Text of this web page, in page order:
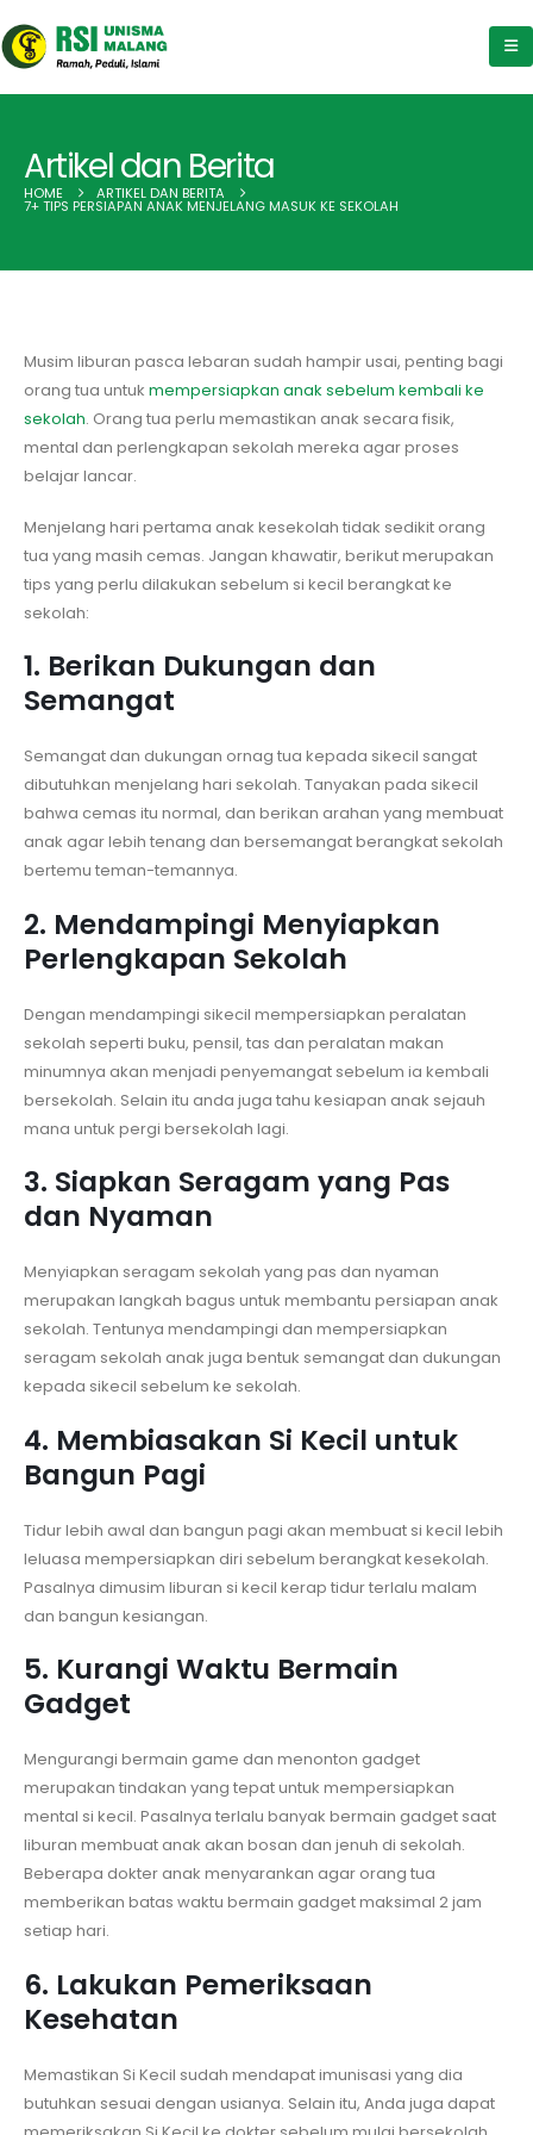
Artikel dan Berita
HOME ARTIKEL DAN BERITA
7+ TIPS PERSIAPAN ANAK MENJELANG MASUK KE SEKOLAH
Musim liburan pasca lebaran sudah hampir usai, penting bagi
orang tua untuk mempersiapkan anak sebelum kembali ke
sekolah. Orang tua perlu memastikan anak secara fisik,
mental dan perlengkapan sekolah mereka agar proses
belajar lancar.
Menjelang hari pertama anak kesekolah tidak sedikit orang
tua yang masih cemas. Jangan khawatir, berikut merupakan
tips yang perlu dilakukan sebelum si kecil berangkat ke
sekolah:
1. Berikan Dukungan dan
Semangat
Semangat dan dukungan ornag tua kepada sikecil sangat
dibutuhkan menjelang hari sekolah. Tanyakan pada sikecil
bahwa cemas itu normal, dan berikan arahan yang membuat
anak agar lebih tenang dan bersemangat berangkat sekolah
bertemu teman-temannya.
2. Mendampingi Menyiapkan
Perlengkapan Sekolah
Dengan mendampingi sikecil mempersiapkan peralatan
sekolah seperti buku, pensil, tas dan peralatan makan
minumnya akan menjadi penyemangat sebelum ia kembali
bersekolah. Selain itu anda juga tahu kesiapan anak sejauh
mana untuk pergi bersekolah lagi.
3. Siapkan Seragam yang Pas
dan Nyaman
Menyiapkan seragam sekolah yang pas dan nyaman
merupakan langkah bagus untuk membantu persiapan anak
sekolah. Tentunya mendampingi dan mempersiapkan
seragam sekolah anak juga bentuk semangat dan dukungan
kepada sikecil sebelum ke sekolah.
4. Membiasakan Si Kecil untuk
Bangun Pagi
Tidur lebih awal dan bangun pagi akan membuat si kecil lebih
leluasa mempersiapkan diri sebelum berangkat kesekolah.
Pasalnya dimusim liburan si kecil kerap tidur terlalu malam
dan bangun kesiangan.
5. Kurangi Waktu Bermain
Gadget
Mengurangi bermain game dan menonton gadget
merupakan tindakan yang tepat untuk mempersiapkan
mental si kecil. Pasalnya terlalu banyak bermain gadget saat
liburan membuat anak akan bosan dan jenuh di sekolah.
Beberapa dokter anak menyarankan agar orang tua
memberikan batas waktu bermain gadget maksimal 2 jam
setiap hari.
6. Lakukan Pemeriksaan
Kesehatan
Memastikan Si Kecil sudah mendapat imunisasi yang dia
butuhkan sesuai dengan usianya. Selain itu, Anda juga dapat